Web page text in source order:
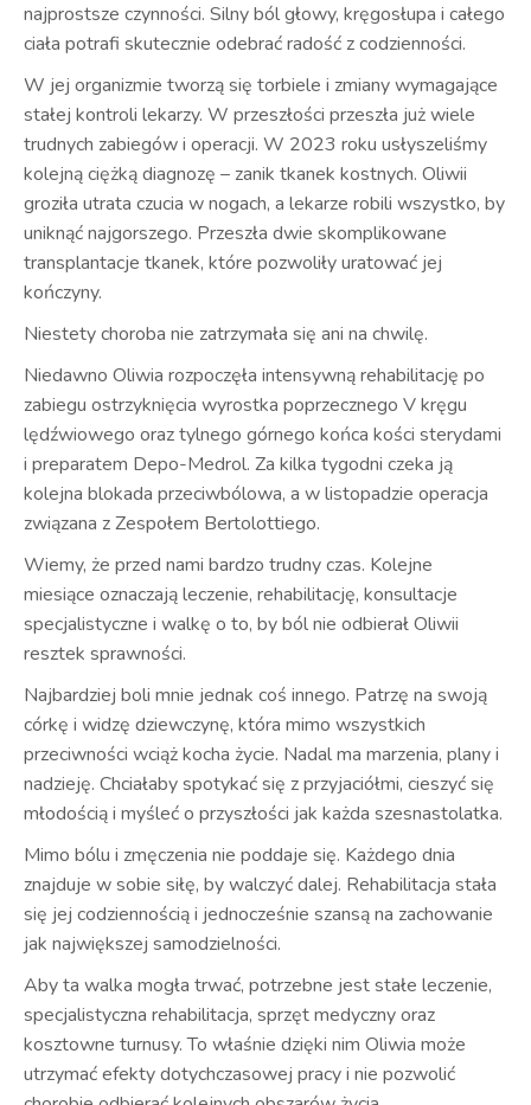
najprostsze czynności. Silny ból głowy, kręgosłupa i całego
ciała potrafi skutecznie odebrać radość z codzienności.
W jej organizmie tworzą się torbiele i zmiany wymagające
stałej kontroli lekarzy. W przeszłości przeszła już wiele
trudnych zabiegów i operacji. W 2023 roku usłyszeliśmy
kolejną ciężką diagnozę – zanik tkanek kostnych. Oliwii
groziła utrata czucia w nogach, a lekarze robili wszystko, by
uniknąć najgorszego. Przeszła dwie skomplikowane
transplantacje tkanek, które pozwoliły uratować jej
kończyny.
Niestety choroba nie zatrzymała się ani na chwilę.
Niedawno Oliwia rozpoczęła intensywną rehabilitację po
zabiegu ostrzyknięcia wyrostka poprzecznego V kręgu
lędźwiowego oraz tylnego górnego końca kości sterydami
i preparatem Depo-Medrol. Za kilka tygodni czeka ją
kolejna blokada przeciwbólowa, a w listopadzie operacja
związana z Zespołem Bertolottiego.
Wiemy, że przed nami bardzo trudny czas. Kolejne
miesiące oznaczają leczenie, rehabilitację, konsultacje
specjalistyczne i walkę o to, by ból nie odbierał Oliwii
resztek sprawności.
Najbardziej boli mnie jednak coś innego. Patrzę na swoją
córkę i widzę dziewczynę, która mimo wszystkich
przeciwności wciąż kocha życie. Nadal ma marzenia, plany i
nadzieję. Chciałaby spotykać się z przyjaciółmi, cieszyć się
młodością i myśleć o przyszłości jak każda szesnastolatka.
Mimo bólu i zmęczenia nie poddaje się. Każdego dnia
znajduje w sobie siłę, by walczyć dalej. Rehabilitacja stała
się jej codziennością i jednocześnie szansą na zachowanie
jak największej samodzielności.
Aby ta walka mogła trwać, potrzebne jest stałe leczenie,
specjalistyczna rehabilitacja, sprzęt medyczny oraz
kosztowne turnusy. To właśnie dzięki nim Oliwia może
utrzymać efekty dotychczasowej pracy i nie pozwolić